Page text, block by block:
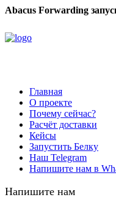
Abacus Forwarding
Главная
О проекте
Почему сейчас?
Расчёт доставки
Кейсы
Запустить Белку
Наш Telegram
Напишите нам в
Напишите нам